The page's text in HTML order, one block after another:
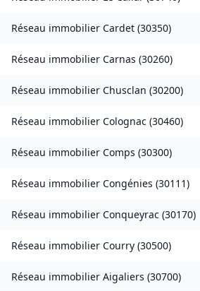
Réseau immobilier Cardet (30350)
Réseau immobilier Carnas (30260)
Réseau immobilier Chusclan (30200)
Réseau immobilier Colognac (30460)
Réseau immobilier Comps (30300)
Réseau immobilier Congénies (30111)
Réseau immobilier Conqueyrac (30170)
Réseau immobilier Courry (30500)
Réseau immobilier Aigaliers (30700)